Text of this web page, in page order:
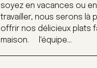
soyez en vacances ou
travailler, nous serons là
offrir nos délicieux plats
maison. l'équipe...